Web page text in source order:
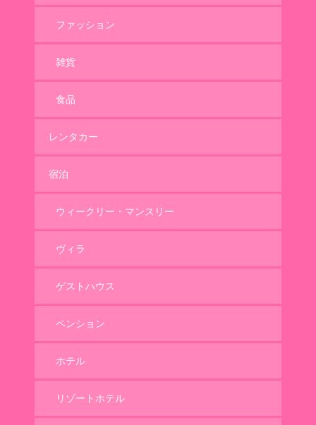
ファッション
雑貨
食品
レンタカー
宿泊
ウィークリー・マンスリー
ヴィラ
ゲストハウス
ペンション
ホテル
リゾートホテル